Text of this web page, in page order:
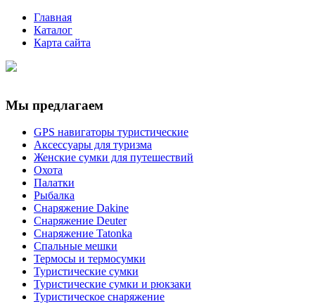
Главная
Каталог
Карта сайта
Мы предлагаем
GPS навигаторы туристические
Аксессуары для туризма
Женские сумки для путешествий
Охота
Палатки
Рыбалка
Снаряжение Dakine
Снаряжение Deuter
Снаряжение Tatonka
Спальные мешки
Термосы и термосумки
Туристические сумки
Туристические сумки и рюкзаки
Туристическое снаряжение